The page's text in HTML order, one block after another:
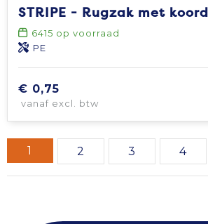
STRIPE - Rugzak met koord
6415 op voorraad
PE
€ 0,75
vanaf excl. btw
1 2 3 4